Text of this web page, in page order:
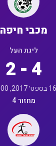
מכבי חיפה
ליגת העל
2 - 4
16:00
מחזור 4